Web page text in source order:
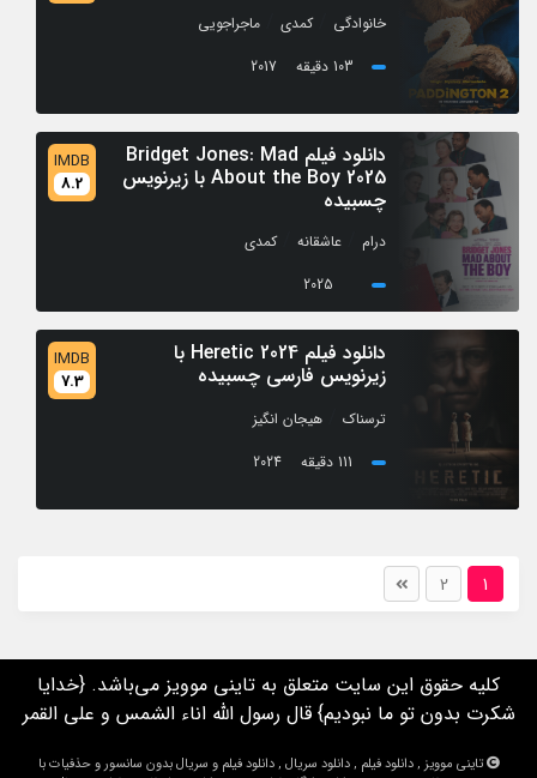
خانوادگی /کمدی
ماجراجویی
103 دقیقه
2017
دانلود فیلم Bridget Jones: Mad
About the Boy 2025 با زیرنویس
چسبیده
IMDB
8.2
درام عاشقانه /کمدی
2025
دانلود فیلم Heretic 2024 با
زیرنویس فارسی چسبیده
IMDB
7.3
ترسناک
هیجان انگیز
111 دقیقه
2024
1
2
کلیه حقوق این سایت متعلق به تاینی موویز می‌باشد. {خدایا
شکرت بدون تو ما نبودیم} قال رسول الله اناء الشمس و علی القمر
تاینی موویز , دانلود فیلم , دانلود سریال , دانلود فیلم و سریال بدون سانسور و حذفیات با